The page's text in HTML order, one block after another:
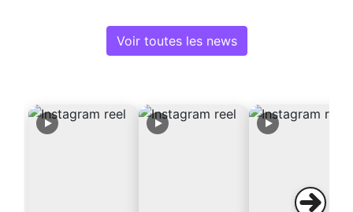
Voir toutes les news